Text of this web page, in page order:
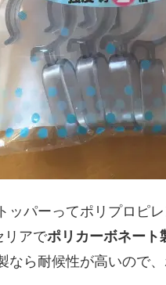
ッパーってポリプロピ
リアでポリカーボネート
なら耐候性が高いので